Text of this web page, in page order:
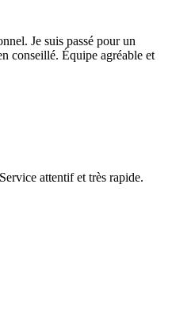
Je suis passé pour un
conseillé. Équipe agréable et
attentif et très rapide.